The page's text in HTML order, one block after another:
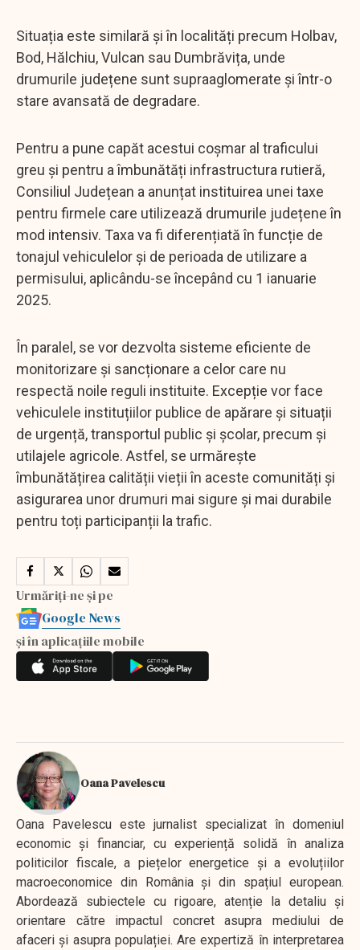
Situația este similară și în localități precum Holbav,
Bod, Hălchiu, Vulcan sau Dumbrăvița, unde
drumurile județene sunt supraaglomerate și într-o
stare avansată de degradare.
Pentru a pune capăt acestui coșmar al traficului
greu și pentru a îmbunătăți infrastructura rutieră,
Consiliul Județean a anunțat instituirea unei taxe
pentru firmele care utilizează drumurile județene în
mod intensiv. Taxa va fi diferențiată în funcție de
tonajul vehiculelor și de perioada de utilizare a
permisului, aplicându-se începând cu 1 ianuarie
2025.
În paralel, se vor dezvolta sisteme eficiente de
monitorizare și sancționare a celor care nu
respectă noile reguli instituite. Excepție vor face
vehiculele instituțiilor publice de apărare și situații
de urgență, transportul public și școlar, precum și
utilajele agricole. Astfel, se urmărește
îmbunătățirea calității vieții în aceste comunități și
asigurarea unor drumuri mai sigure și mai durabile
pentru toți participanții la trafic.
Urmăriți-ne și pe
Google News
și în aplicațiile mobile
Oana Pavelescu
Oana Pavelescu este jurnalist specializat în domeniul
economic și financiar, cu experiență solidă în analiza
politicilor fiscale, a piețelor energetice și a evoluțiilor
macroeconomice din România și din spațiul european.
Abordează subiectele cu rigoare, atenție la detaliu și
orientare către impactul concret asupra mediului de
afaceri și asupra populației. Are expertiză în interpretarea